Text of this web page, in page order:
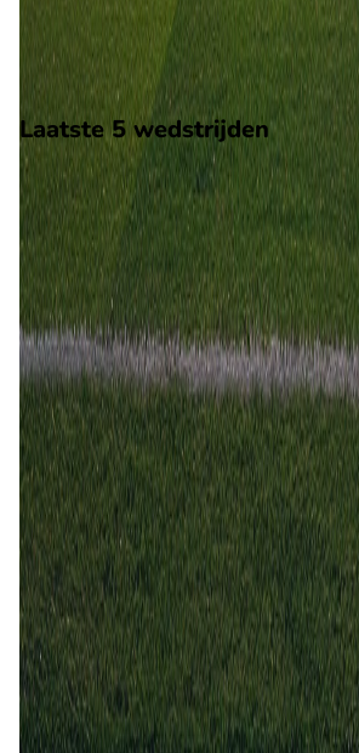
gespeeld in de Jupiler Pro League.
Stadion: Guldensporenstadion
Scheidsrechter: Onbekend
Laatste 5 wedstrijden
H2H
Kortrijk
Royal Antwerp
2025
Royal Antwerp
Kortrijk
2 1
4 dec 2024
Kortrijk
Royal Antwerp
0
9 nov 2024
Kortrijk
Royal Antwerp
1
2
9 mrt 2024
Kortrijk